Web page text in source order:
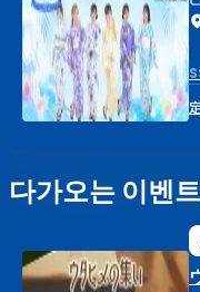
다가오는 이벤트